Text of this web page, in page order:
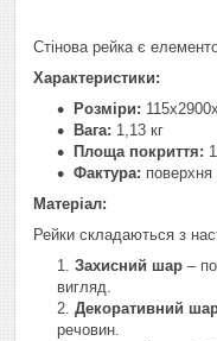
Стінова рейка є
Характеристики:
Розміри:
Вага: 1,13 кг
Площа покриття:
Фактура: поверхня
Матеріал:
Рейки складаються з
Захисний шар –
вигляд.
Декоративний
речовин.